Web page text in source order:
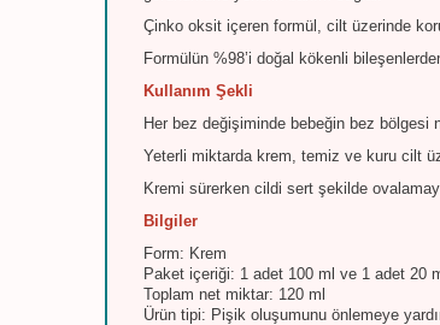
Çinko oksit içeren formül, cilt üzerinde
Formülün %98’i doğal kökenli
Kullanım Şekli
Her bez değişiminde bebeğin bez bölgesi
Yeterli miktarda krem, temiz ve kuru cilt
Kremi sürerken cildi sert şekilde
Bilgiler
Form: Krem
Paket içeriği: 1 adet 100 ml ve 1 adet 20
Toplam net miktar: 120 ml
Ürün tipi: Pişik oluşumunu önlemeye